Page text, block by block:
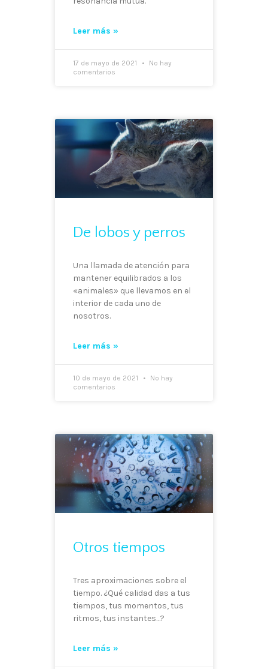
Leer más »
17 de mayo de 2021
No hay
comentarios
De lobos y perros
Una llamada de atención para
mantener equilibrados a los
«animales» que llevamos en el
interior de cada uno de
nosotros.
Leer más »
10 de mayo de 2021
No hay
comentarios
Otros tiempos
Tres aproximaciones sobre el
tiempo. ¿Qué calidad das a tus
tiempos, tus momentos, tus
ritmos, tus instantes…?
Leer más »